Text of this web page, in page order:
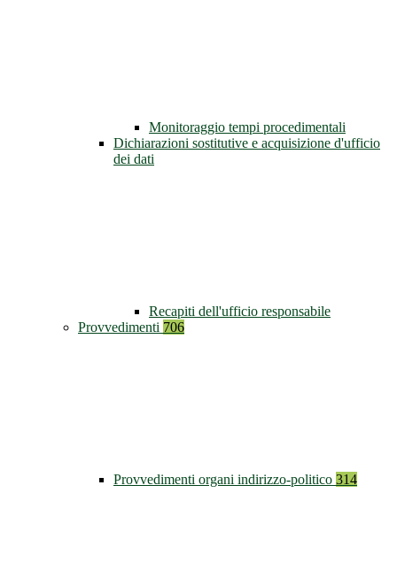
Monitoraggio tempi procedimentali
Dichiarazioni sostitutive e acquisizione d'ufficio
dei dati
Recapiti dell'ufficio responsabile
Provvedimenti 706
Provvedimenti organi indirizzo-politico 314